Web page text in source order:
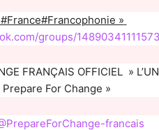
»
groups/
FRANÇAIS OFFICIEL »
For Change »
francais